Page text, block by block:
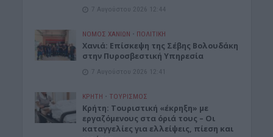
7 Αυγούστου 2026 12:44
ΝΟΜΌΣ ΧΑΝΊΩΝ • ΠΟΛΙΤΙΚΗ
Xανιά: Επίσκεψη της Σέβης Βολουδάκη
στην Πυροσβεστική Υπηρεσία
7 Αυγούστου 2026 12:41
ΚΡΗΤΗ • ΤΟΥΡΙΣΜΟΣ
Κρήτη: Τουριστική «έκρηξη» με
εργαζόμενους στα όριά τους – Οι
καταγγελίες για ελλείψεις, πίεση και